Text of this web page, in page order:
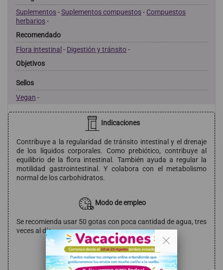
Suplementos-Suplementos compuestos- Compuestos
herbarios-
Recomendado
Flora intestinal - Digestión y tránsito-
Objetivos
Sellos
Vegan -
Indicaciones
Contribuye a la regularidad de tránsito intestinal y el drenaje
de los líquidos corporales. Como prebiótico, contribuye al
equilibrio de la flora intestinal. También ayuda a regular la
motilidad gastrointestinal. Y colabora con el metabolismo
normal de los carbohidratos.
Modo de empleo
Se recomienda usar 50 gotas con poca cantidad de agua, tres
veces al día.
Composición
. .